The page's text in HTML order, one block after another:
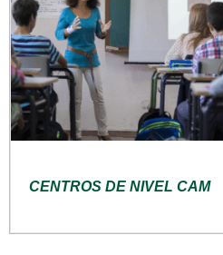
CENTROS DE NIVEL CAM